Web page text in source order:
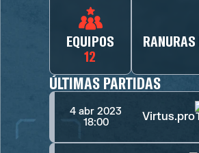
EQUIPOS
12
ÚLTIMAS PARTIDAS
4 abr 2023
18:00
Virtus.pro